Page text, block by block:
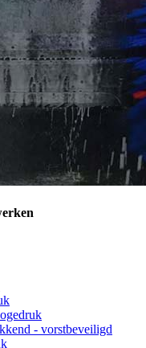
- vorstbeveiligd